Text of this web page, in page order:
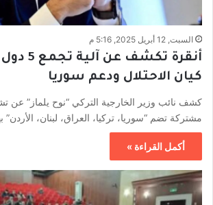
السبت, 12 أبريل 2025, 5:16 م
أنقرة
كيان الاحتلال ودعم سوريا
كشف نائب وزير الخارجية التركي “نوح يلماز” عن
مشتركة تضم “سوريا، تركيا، العراق، لبنان،
أكمل القراءة »